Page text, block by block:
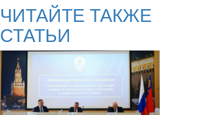
ЧИТАЙТЕ ТАКЖЕ
СТАТЬИ